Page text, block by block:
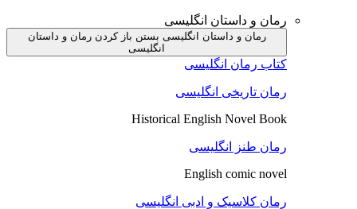
رمان و داستان انگلیسی
رمان و داستان انگلیسی بستن باز کردن رمان و داستان
انگلیسی
کتاب رمان انگلیسی
رمان تاریخی انگلیسی
Historical English Novel Book
رمان طنز انگلیسی
English comic novel
رمان کلاسیک و ادبی انگلیسی